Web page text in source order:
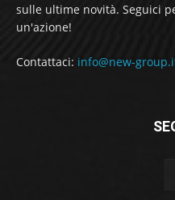
sulle ultime novità. Seguici
un'azione!
Contattaci: info@new-